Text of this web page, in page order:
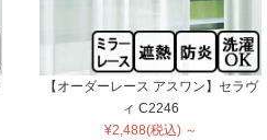
【オーダーレース アスワン】セラヴ
ィ C2246
¥2,488(税込) ～